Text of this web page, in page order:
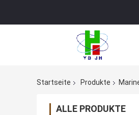
Startseite
Produkte
ALLE PRODUKTE